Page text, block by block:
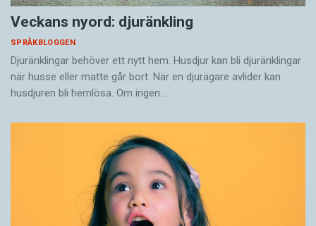
Veckans nyord: djuränkling
SPRÅKBLOGGEN
Djuränklingar behöver ett nytt hem. Husdjur kan bli djuränklingar
när husse eller matte går bort. När en djurägare avlider kan
husdjuren bli hemlösa. Om ingen…